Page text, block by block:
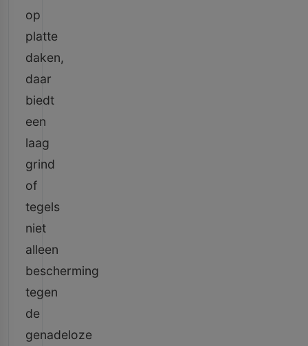
op
platte
daken,
daar
biedt
een
laag
grind
of
tegels
niet
alleen
bescherming
tegen
de
genadeloze